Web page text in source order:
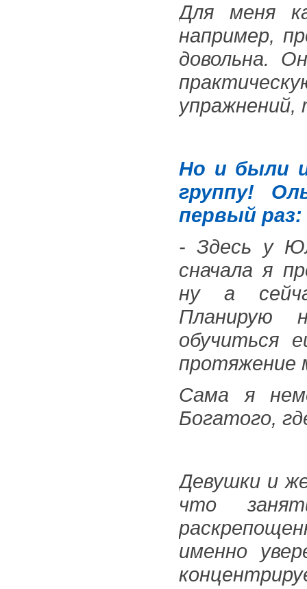
Для меня
например,
довольна.
Но и были
группу!
первый раз:
- Здесь у
сначала я
ну а
Планирую
обучиться
протяжение
Сама я
Богатого,
Девушки и
что
именно